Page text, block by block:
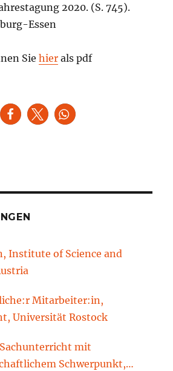
2020. (S. 745).
Essen
Siehier als pdf
Institute of Science and
Mitarbeiter:in,
Universität Rostock
mit
Schwerpunkt,